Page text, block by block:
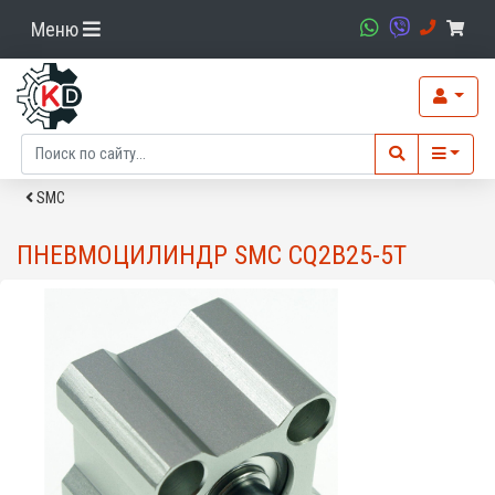
Меню
SMC
ПНЕВМОЦИЛИНДР SMC CQ2B25-5T